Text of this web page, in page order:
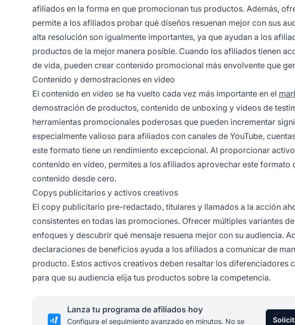
afiliados en la forma en que promocionan tus productos. Además,
permite a los afiliados probar qué diseños resuenan mejor con sus
alta resolución son igualmente importantes, ya que ayudan a los
productos de la mejor manera posible. Cuando los afiliados tienen
de vida, pueden crear contenido promocional más envolvente que
Contenido y demostraciones en video
El contenido en video se ha vuelto cada vez más importante en el
demostración de productos, contenido de unboxing y videos de
herramientas promocionales poderosas que pueden incrementar
especialmente valioso para afiliados con canales de YouTube,
este formato tiene un rendimiento excepcional. Al proporcionar
contenido en video, permites a los afiliados aprovechar este
contenido desde cero.
Copys publicitarios y activos creativos
El copy publicitario pre-redactado, titulares y llamados a la acción
consistentes en todas las promociones. Ofrecer múltiples variantes
enfoques y descubrir qué mensaje resuena mejor con su audiencia.
declaraciones de beneficios ayuda a los afiliados a comunicar de
producto. Estos activos creativos deben resaltar los diferenciadores
para que su audiencia elija tus productos sobre la competencia.
Lanza tu programa de afiliados hoy
Configura el seguimiento avanzado en minutos. No se